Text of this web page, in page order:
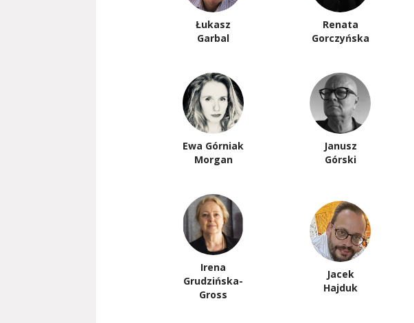
Łukasz
Garbal
Renata
Gorczyńska
Ewa Górniak
Morgan
Janusz
Górski
Irena
Grudzińska-
Gross
Jacek
Hajduk